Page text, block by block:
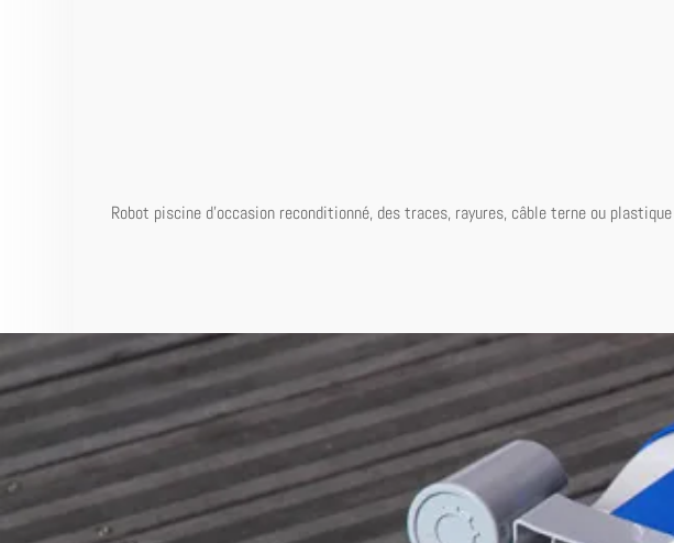
Robot piscine d'occasion reconditionné, destraces, rayures, câbleterne ou plastique